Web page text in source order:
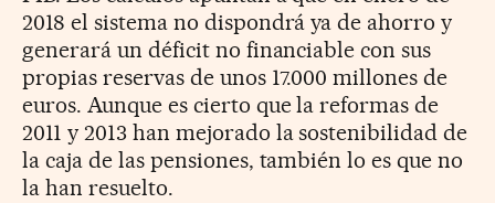
2018 el sistema no dispondrá ya de ahorro y
generará un déficit no financiable con sus
propias reservas de unos 17.000 millones de
euros. Aunque es cierto que la reformas de
2011 y 2013 han mejorado la sostenibilidad de
la caja de las pensiones, también lo es que no
la han resuelto.